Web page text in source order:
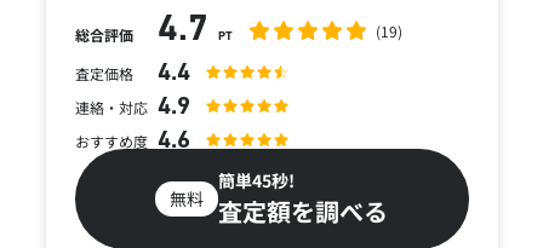
総合評価 4.7 PT (19)
査定価格
連絡・対応
おすすめ度
4.4
4.9
4.6
無料
簡単45秒!
査定額を調べる